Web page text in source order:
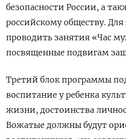
безопасности России, а
российскому обществу.
проводить занятия «Час
посвященные подвигам
Третий блок программы
воспитание у ребенка
жизни, достоинства
Вожатые должны будут